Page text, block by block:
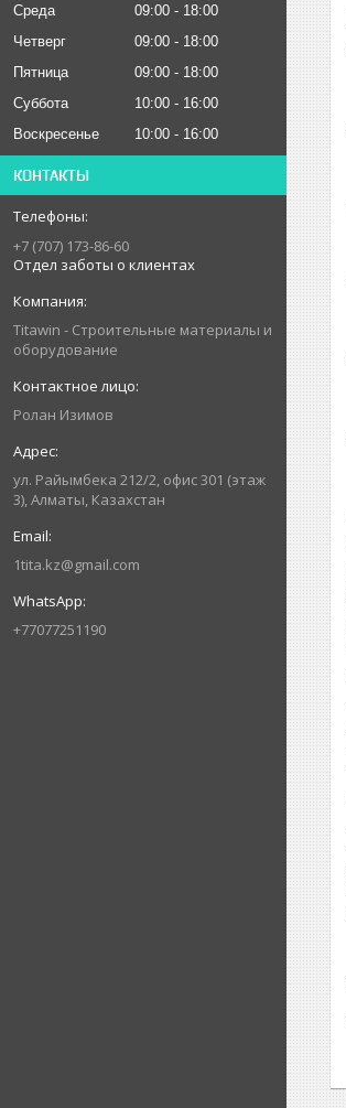
Среда
09:00
18:00
Четверг
09:00
18:00
Пятница
09:00
18:00
Суббота
10:00
16:00
Воскресенье
10:00 16:00
КОНТАКТЫ
+7 (707) 173-86-60
Отдел заботы о клиентах
Titawin - Строительные материалы и
оборудование
Ролан Изимов
ул. Райымбека 212/2, офис 301 (этаж
3), Алматы, Казахстан
1tita.kz@gmail.com
+77077251190